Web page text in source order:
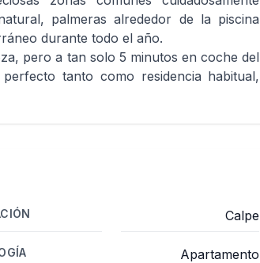
palmeras alrededor de la piscina
durante todo el año.
pero a tan solo 5 minutos en coche del
tanto como residencia habitual,
Calpe
Apartamento